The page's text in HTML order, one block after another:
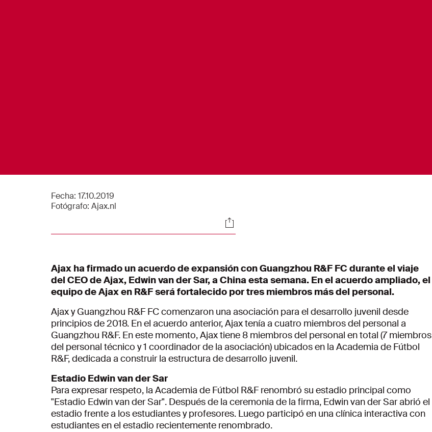
Fecha: 17.10.2019
Fotógrafo: Ajax.nl
Sociales
Ajax ha firmado un acuerdo de expansión con Guangzhou R&F FC durante el viaje
del CEO de Ajax, Edwin van der Sar, a China esta semana. En el acuerdo ampliado, el
equipo de Ajax en R&F será fortalecido por tres miembros más del personal.
Ajax y Guangzhou R&F FC comenzaron una asociación para el desarrollo juvenil desde
principios de 2018. En el acuerdo anterior, Ajax tenía a cuatro miembros del personal a
Guangzhou R&F. En este momento, Ajax tiene 8 miembros del personal en total (7 miembros
del personal técnico y 1 coordinador de la asociación) ubicados en la Academia de Fútbol
R&F, dedicada a construir la estructura de desarrollo juvenil.
Estadio Edwin van der Sar
Para expresar respeto, la Academia de Fútbol R&F renombró su estadio principal como
"Estadio Edwin van der Sar". Después de la ceremonia de la firma, Edwin van der Sar abrió el
estadio frente a los estudiantes y profesores. Luego participó en una clínica interactiva con
estudiantes en el estadio recientemente renombrado.